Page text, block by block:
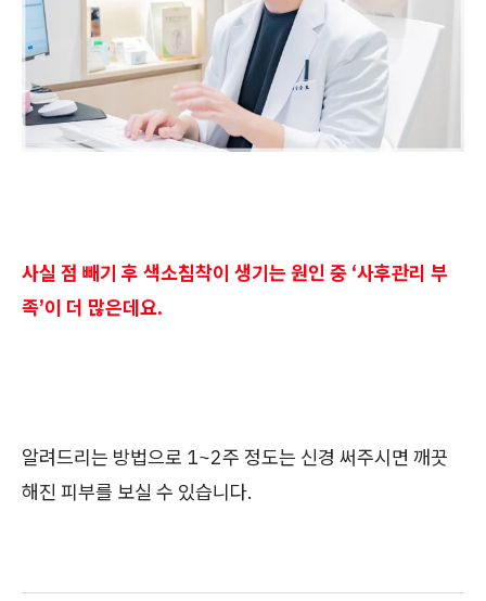
사실 점 빼기 후 색소침착이 생기는 원인 중 ‘사후관리 부
족’이 더 많은데요.
알려드리는 방법으로 1~2주 정도는 신경 써주시면 깨끗
해진 피부를 보실 수 있습니다.